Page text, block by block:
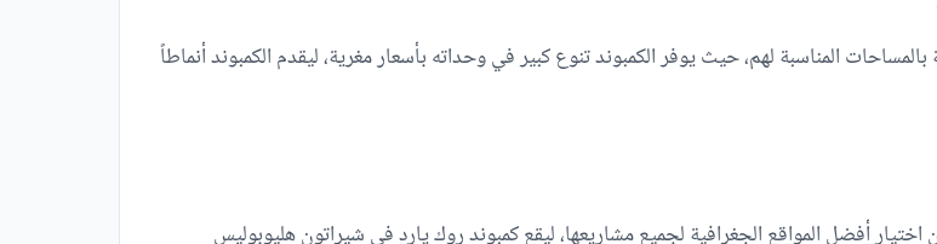
المناسبة لهم، حيث يوفر الكمبوند تنوع كبير في وحداته بأسعار مغرية، ليقدم الكمبوند أنماطاً
اختيار أفضل المواقع الجغرافية لجميع مشاريعها، ليقع كمبوند روك يارد في شيراتون هليوبوليس